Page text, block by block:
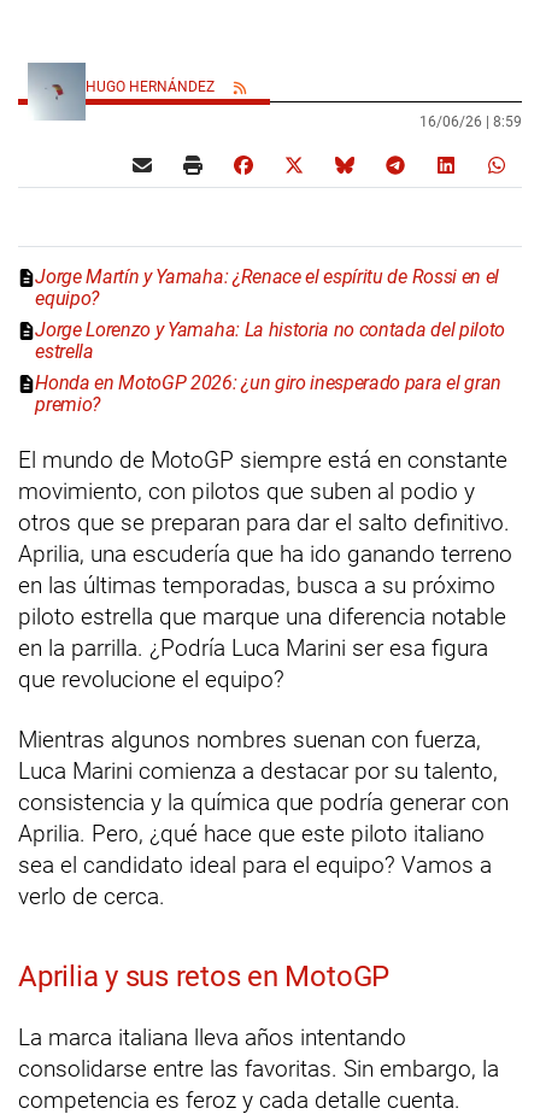
HUGO HERNÁNDEZ
16/06/26 | 8:59
Jorge Martín y Yamaha: ¿Renace el espíritu de Rossi en el
equipo?
Jorge Lorenzo y Yamaha: La historia no contada del piloto
estrella
Honda en MotoGP 2026: ¿un giro inesperado para el gran
premio?
El mundo de MotoGP siempre está en constante
movimiento, con pilotos que suben al podio y
otros que se preparan para dar el salto definitivo.
Aprilia, una escudería que ha ido ganando terreno
en las últimas temporadas, busca a su próximo
piloto estrella que marque una diferencia notable
en la parrilla. ¿Podría Luca Marini ser esa figura
que revolucione el equipo?
Mientras algunos nombres suenan con fuerza,
Luca Marini comienza a destacar por su talento,
consistencia y la química que podría generar con
Aprilia. Pero, ¿qué hace que este piloto italiano
sea el candidato ideal para el equipo? Vamos a
verlo de cerca.
Aprilia y sus retos en MotoGP
La marca italiana lleva años intentando
consolidarse entre las favoritas. Sin embargo, la
competencia es feroz y cada detalle cuenta.